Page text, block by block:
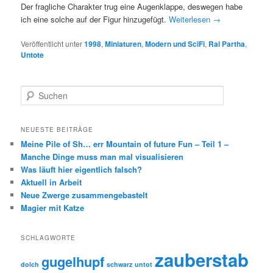
Der fragliche Charakter trug eine Augenklappe, deswegen habe
ich eine solche auf der Figur hinzugefügt.Weiterlesen →
Veröffentlicht unter1998,Miniaturen,Modern und SciFi, Ral Partha,
Untote
u
h
n
NEUESTE BEITRÄGE
Meine Pile of Sh… err Mountain of future Fun – Teil 1 –
Manche Dinge muss man mal visualisieren
Was läuft hier eigentlich falsch?
Aktuell in Arbeit
Neue Zwerge zusammengebastelt
Magier mit Katze
SCHLAGWORTE
dolch gugelhupf schwarz untot zauberstab